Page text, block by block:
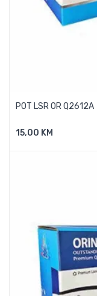
POT LSR OR Q2612A
15,00 KMDodaj U Košaricu